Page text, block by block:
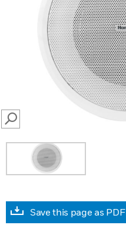
SEARCH
Save this page as PDF